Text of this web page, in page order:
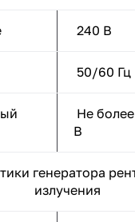
240 В
50/60 Гц
Не
В
генератора
излучения